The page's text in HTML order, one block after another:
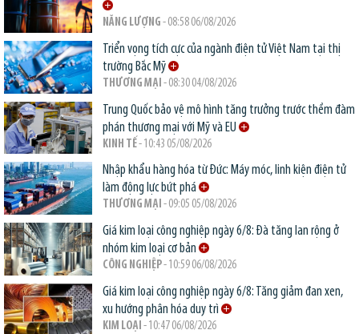
NĂNG LƯỢNG - 08:58 06/08/2026
Triển vọng tích cực của ngành điện tử Việt Nam tại thị
trường Bắc Mỹ
THƯƠNG MẠI - 08:30 04/08/2026
Trung Quốc bảo vệ mô hình tăng trưởng trước thềm đàm
phán thương mại với Mỹ và EU
KINH TẾ- 10:43 05/08/2026
Nhập khẩu hàng hóa từ Đức: Máy móc, linh kiện điện tử
làm động lực bứt phá
THƯƠNG MẠI - 09:05 05/08/2026
Giá kim loại công nghiệp ngày 6/8: Đà tăng lan rộng ở
nhóm kim loại cơ bản
CÔNG NGHIỆP- 10:59 06/08/2026
Giá kim loại công nghiệp ngày 6/8: Tăng giảm đan xen,
xu hướng phân hóa duy trì
KIM LOẠI - 10:47 06/08/2026